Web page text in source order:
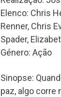
Elenco: Chris
Renner, Chris
Spader,
Género: Ação
Sinopse:
paz, algo corre